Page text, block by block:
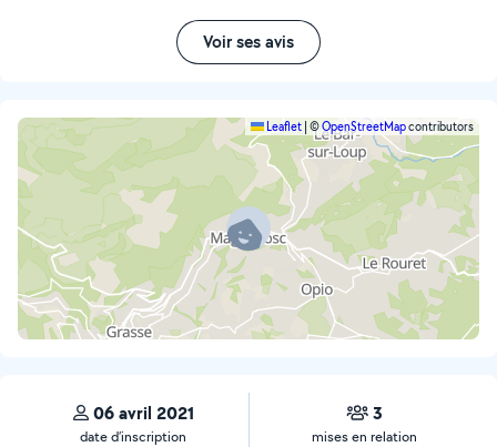
Voir ses avis
Leaflet ©OpenStreetMapcontributors
06 avril 2021
date d’inscription
3
mises en relation